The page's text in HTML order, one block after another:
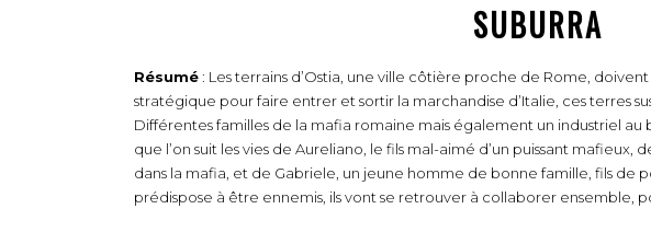
SUBURRA
Résumé: Les terrains d’Ostia, une ville côtière proche de Rome,
stratégique pour faire entrer et sortir la marchandise d’Italie, ces terres
Différentes familles de la mafia romaine mais également un industriel au
que l’on suit les vies de Aureliano, le fils mal-aimé d’un puissant mafieux,
dans la mafia, et de Gabriele, un jeune homme de bonne famille, fils de
prédispose à être ennemis, ils vont se retrouver à collaborer ensemble,